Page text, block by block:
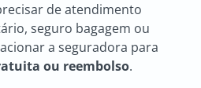
de atendimento
seguro bagagem ou
a seguradora para
ou reembolso.